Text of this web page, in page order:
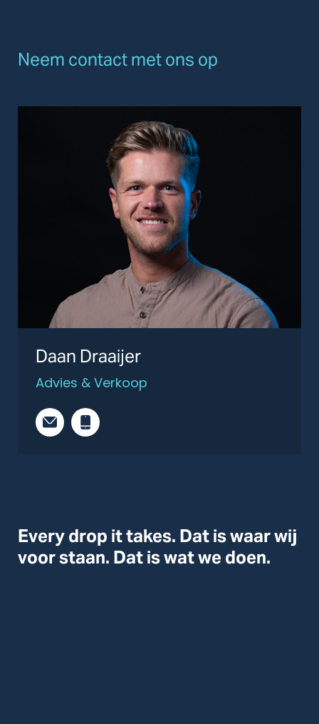
Neem contact met ons op
Daan Draaijer
Advies & Verkoop
Every drop it takes. Dat is waar wij
voor staan. Dat is wat we doen.